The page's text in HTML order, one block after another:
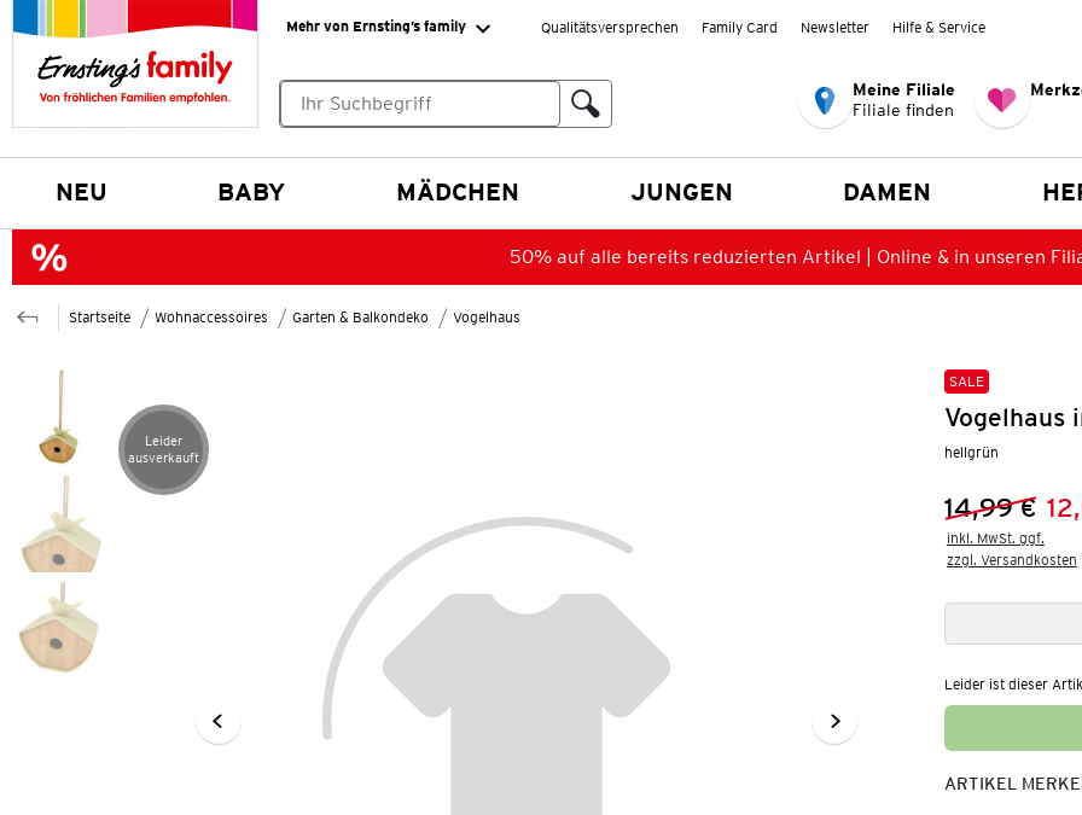
Mehr von Ernsting’s family Qualitätsversprechen Family Card Newsletter Hilfe & Service
Meine Filiale
Filiale finden
NEU BABY MÄDCHEN JUNGEN DAMEN
50% auf alle bereits reduzierten Artikel | Online & in unseren
Startseite Wohnaccessoires Garten & Balkondeko Vogelhaus
Artikel leider ausverkauft
Leider
ausverkauft
SALE
Vogelhaus
hellgrün
Vorheriger
14,99 €
Neuer
inkl. MwSt. ggf.
zzgl. Versandkosten
Leider ist dieser
ARTIKEL